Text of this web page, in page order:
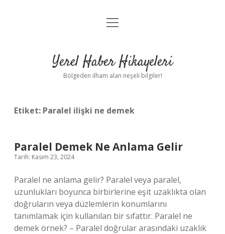
Anasayfa
Yasal Uyarı
menüyü
Yerel Haber Hikayeleri
Bölgeden ilham alan neşeli bilgiler!
Etiket: Paralel ilişki ne demek
Paralel Demek Ne Anlama Gelir
Tarih: Kasım 23, 2024
Paralel ne anlama gelir? Paralel veya paralel,
uzunlukları boyunca birbirlerine eşit uzaklıkta olan
doğruların veya düzlemlerin konumlarını
tanımlamak için kullanılan bir sıfattır. Paralel ne
demek örnek? – Paralel doğrular arasındaki uzaklık